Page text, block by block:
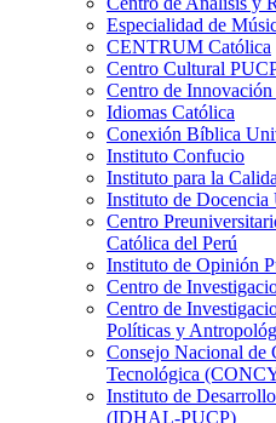
Especialidad de
CENTRUM Católica
Centro Cultural
Centro de
Idiomas Católica
Conexión Bíblica
Instituto Confucio
Instituto para la
Instituto de Docencia
Centro
Católica del Perú
Instituto de Opinión
Centro de
Centro de
Políticas y
Consejo Nacional de
Tecnológica
Instituto de
(IDHAL-PUCP)